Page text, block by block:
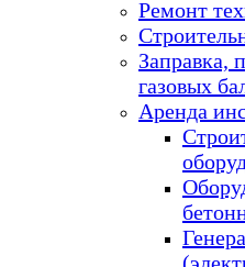
Ремонт
Заправка,
газовых
Аренда